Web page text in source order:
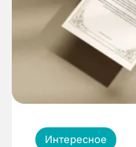
Интересное